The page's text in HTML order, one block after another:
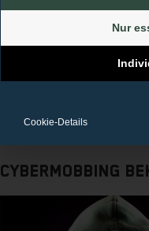
Herzensangelegenheit.
In dem Interview mit
Beleidigungen im Netz
Cybermobbing
Nur
Cookie-Details